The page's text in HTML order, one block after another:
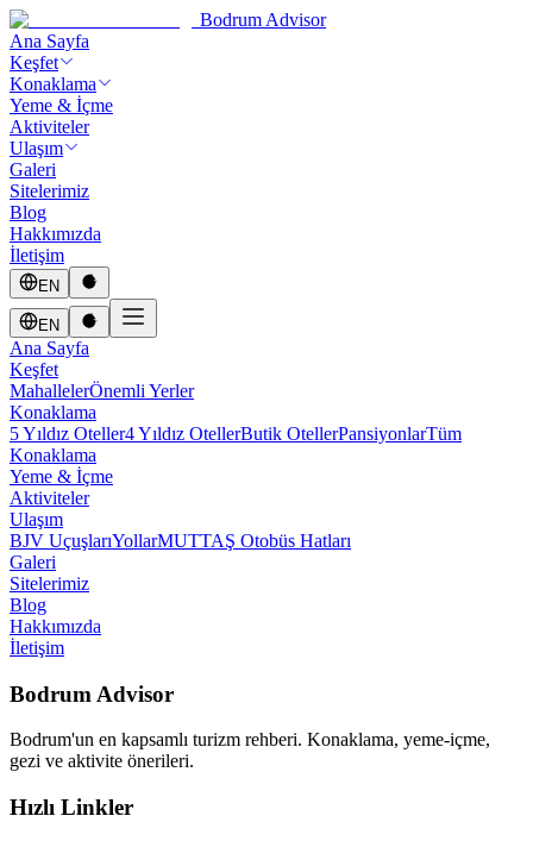
Bodrum Advisor
Ana Sayfa
Keşfet
Konaklama
Yeme & İçme
Aktiviteler
Ulaşım
Galeri
Sitelerimiz
Blog
Hakkımızda
İletişim
EN
EN
Ana Sayfa
Keşfet
MahallelerÖnemli Yerler
Konaklama
5 Yıldız Oteller4 Yıldız OtellerButik OtellerPansiyonlarTüm
Konaklama
Yeme & İçme
Aktiviteler
Ulaşım
BJV UçuşlarıYollarMUTTAŞ Otobüs Hatları
Galeri
Sitelerimiz
Blog
Hakkımızda
İletişim
Bodrum Advisor
Bodrum'un en kapsamlı turizm rehberi. Konaklama, yeme-içme,
gezi ve aktivite önerileri.
Hızlı Linkler